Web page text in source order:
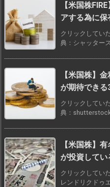
【米国株
アする為に保
クリックしてい
典：シャッター
【米国株】
が期待でき
クリックしてい
典：
【米国株】
が投資してい
クリックしてい
レンドリクドゥ